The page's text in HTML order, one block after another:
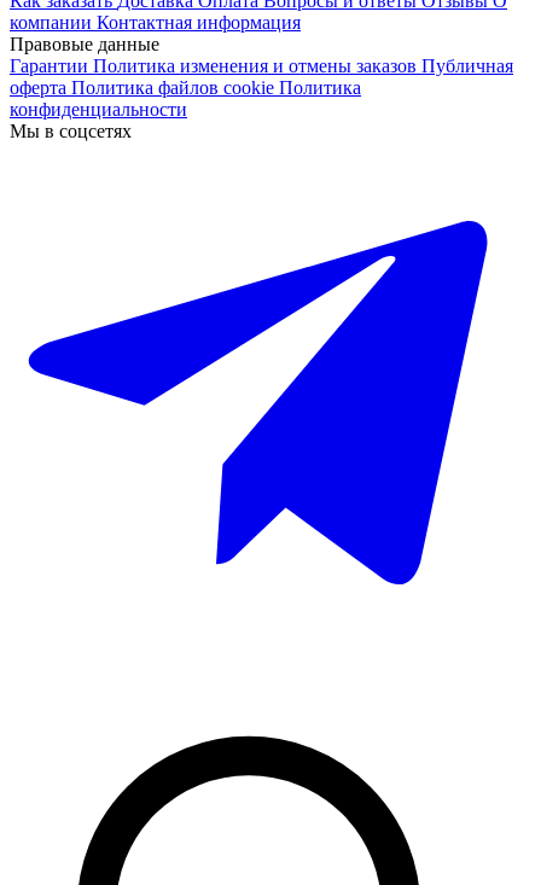
компании Контактная информация
Правовые данные
Гарантии Политика изменения и отмены заказов Публичная
оферта Политика файлов cookie Политика
конфиденциальности
Мы в соцсетях